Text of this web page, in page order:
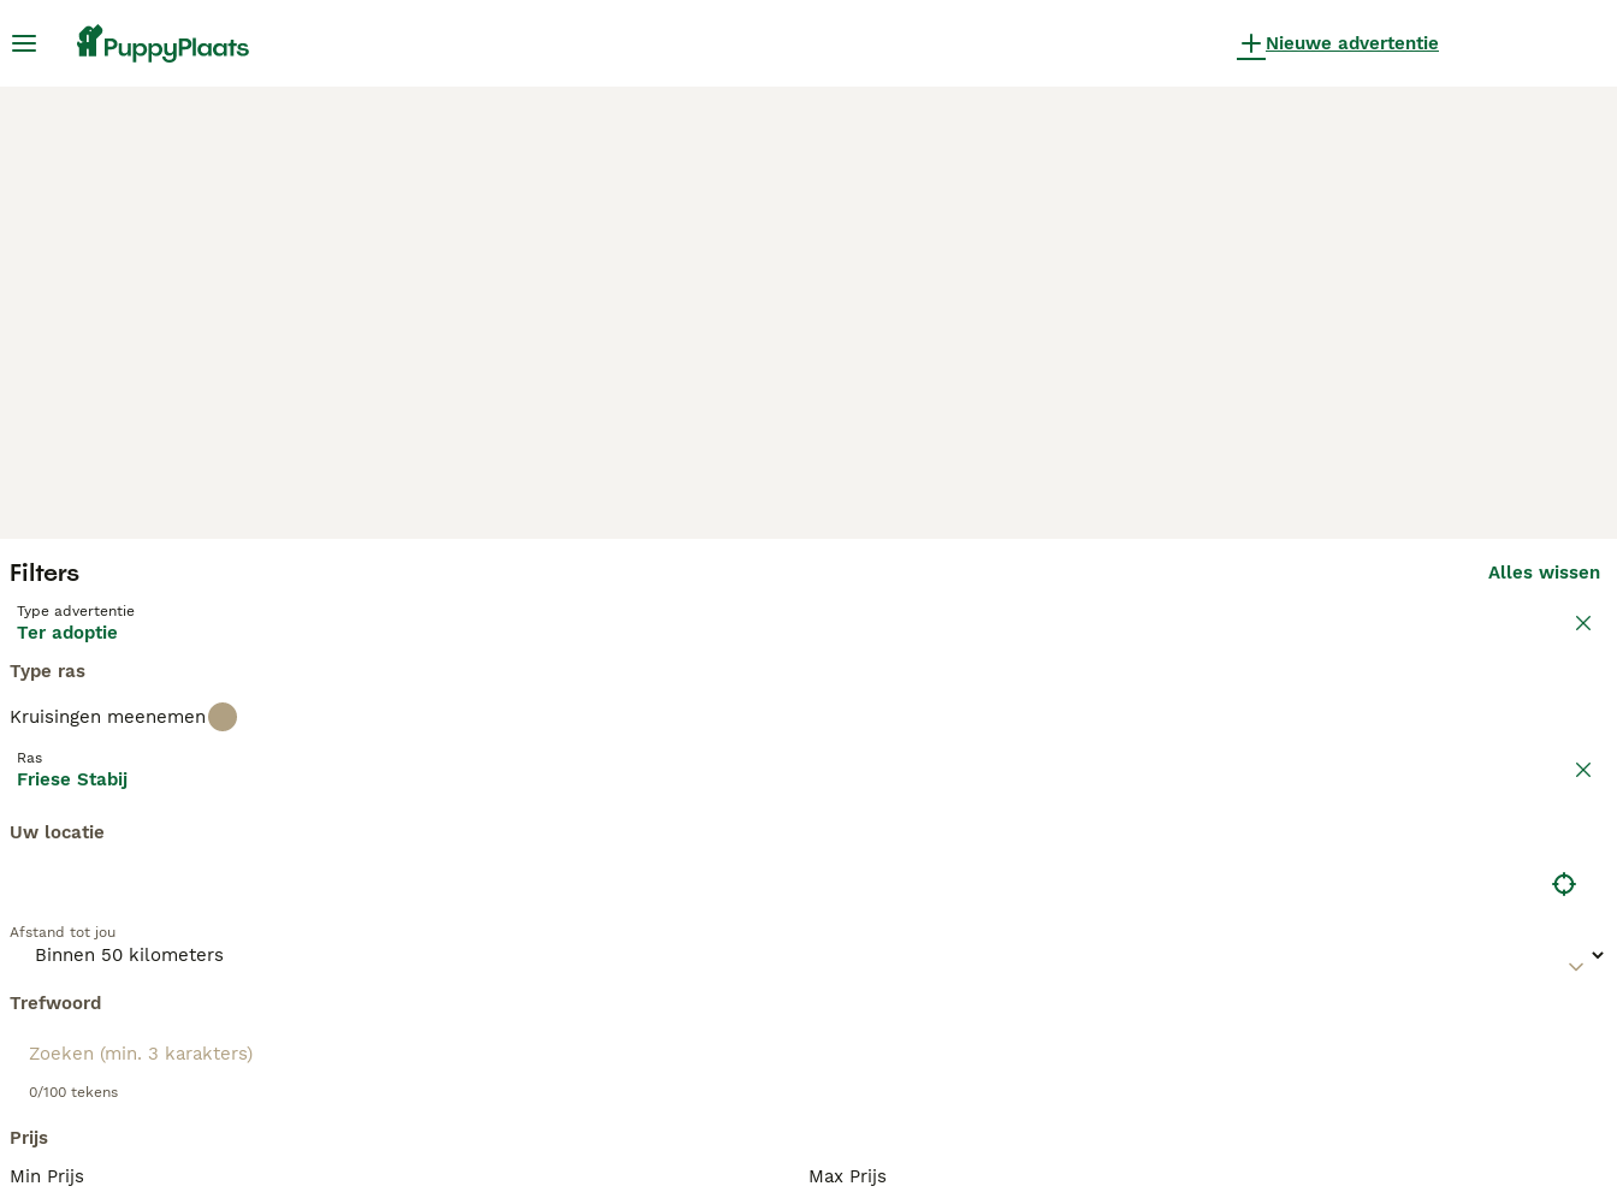
Nieuwe advertentie
Filters Alles wissen
Type advertentie
Ter adoptie
Type ras
Kruisingen meenemen
Ras
Friese Stabij
Uw locatie
Afstand tot jou
Trefwoord
0/100 tekens
Prijs
Min Prijs
Max Prijs